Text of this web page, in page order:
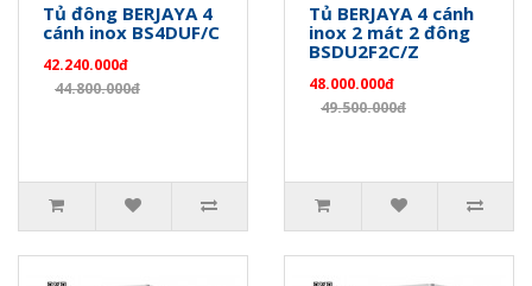
Tủ đông BERJAYA 4
cánh inox BS4DUF/C
42.240.000đ
44.800.000đ
Tủ BERJAYA 4 cánh
inox 2 mát 2 đông
BSDU2F2C/Z
48.000.000đ
49.500.000đ